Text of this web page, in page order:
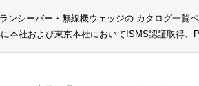
ンシーバー・無線機ウェッジの カタログ一覧
本社および東京本社においてISMS認証取得、